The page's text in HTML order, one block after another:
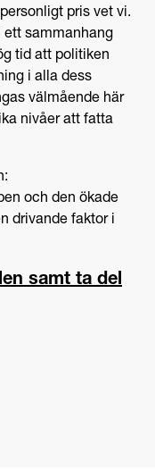
pris vet vi.
ett sammanhang
tid att politiken
i alla dess
välmående här
nivåer att fatta
och den ökade
drivande faktor i
samt ta del